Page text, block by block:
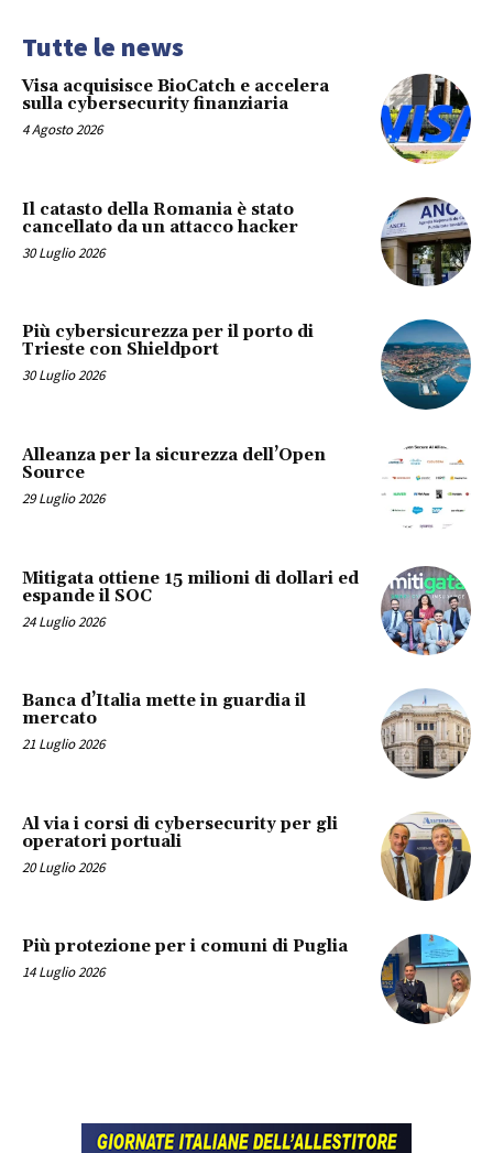
Tutte le news
Visa acquisisce BioCatch e accelera
sulla cybersecurity finanziaria
4 Agosto 2026
Il catasto della Romania è stato
cancellato da un attacco hacker
30 Luglio 2026
Più cybersicurezza per il porto di
Trieste con Shieldport
30 Luglio 2026
Alleanza per la sicurezza dell’Open
Source
29 Luglio 2026
Mitigata ottiene 15 milioni di dollari ed
espande il SOC
24 Luglio 2026
Banca d’Italia mette in guardia il
mercato
21 Luglio 2026
Al via i corsi di cybersecurity per gli
operatori portuali
20 Luglio 2026
Più protezione per i comuni di Puglia
14 Luglio 2026